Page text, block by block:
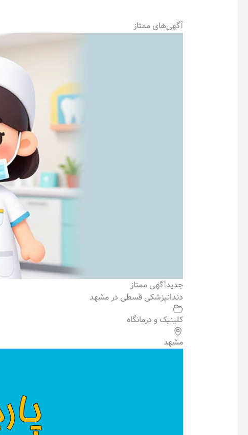
آگهی‌های ممتاز
جدیدآگهی ممتاز
دندانپزشکی قسطی در مشهد
کلینیک و درمانگاه
مشهد